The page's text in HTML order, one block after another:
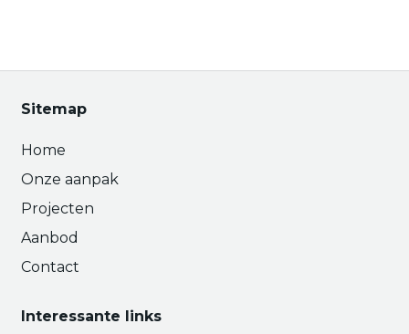
Sitemap
Home
Onze aanpak
Projecten
Aanbod
Contact
Interessante links